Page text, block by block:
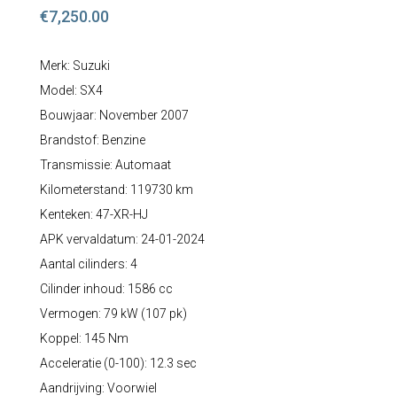
€7,250.00
Merk: Suzuki
Model: SX4
Bouwjaar: November 2007
Brandstof: Benzine
Transmissie: Automaat
Kilometerstand: 119730 km
Kenteken: 47-XR-HJ
APK vervaldatum: 24-01-2024
Aantal cilinders: 4
Cilinder inhoud: 1586 cc
Vermogen: 79 kW (107 pk)
Koppel: 145 Nm
Acceleratie (0-100): 12.3 sec
Aandrijving: Voorwiel